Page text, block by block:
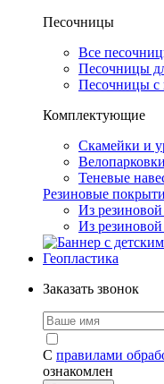
Песочницы
Все
Песочницы
Песочницы с
Комплектующие
Скамейки и
Велопарковки
Теневые
Резиновые
Из
Из
Геопластика
Заказать звонок
С правилами
ознакомлен